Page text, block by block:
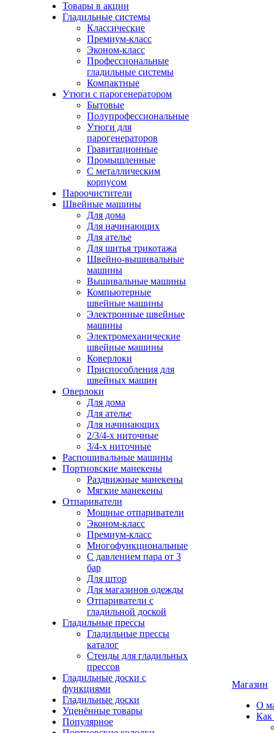
Товары в акции
Гладильные системы
Классические
Премиум-класс
Эконом-класс
Профессиональные
гладильные системы
Компактные
Утюги с парогенератором
Бытовые
Полупрофессиональные
Утюги для
парогенераторов
Гравитационные
Промышленные
С металлическим
корпусом
Пароочистители
Швейные машины
Для дома
Для начинающих
Для ателье
Для шитья трикотажа
Швейно-вышивальные
машины
Вышивальные машины
Компьютерные
швейные машины
Электронные швейные
машины
Электромеханические
швейные машины
Коверлоки
Приспособления для
швейных машин
Оверлоки
Для дома
Для ателье
Для начинающих
2/3/4-х ниточные
3/4-х ниточные
Распошивальные машины
Портновские манекены
Раздвижные манекены
Мягкие манекены
Отпариватели
Мощные отпариватели
Эконом-класс
Премиум-класс
Многофункциональные
С давлением пара от 3
бар
Для штор
Для магазинов одежды
Отпариватели с
гладильной доской
Гладильные прессы
Гладильные прессы
каталог
Стенды для гладильных
прессов
Гладильные доски с
функциями
Гладильные доски
Уценённые товары
Популярное
Магазин
О
Как